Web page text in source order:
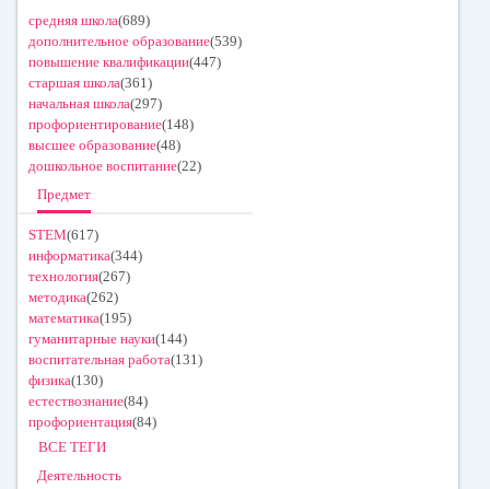
средняя школа(689)
дополнительное образование(539)
повышение квалификации(447)
старшая школа(361)
начальная школа(297)
профориентирование(148)
высшее образование(48)
дошкольное воспитание(22)
Предмет
STEM(617)
информатика(344)
технология(267)
методика(262)
математика(195)
гуманитарные науки(144)
воспитательная работа(131)
физика(130)
естествознание(84)
профориентация(84)
ВСЕ ТЕГИ
Деятельность